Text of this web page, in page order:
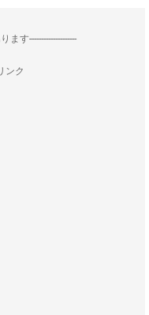
ます--------------------
ンク